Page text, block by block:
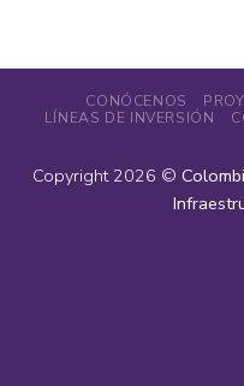
CONÓCENOS
LÍNEAS DE INVERSIÓN
Copyright 2026 ©